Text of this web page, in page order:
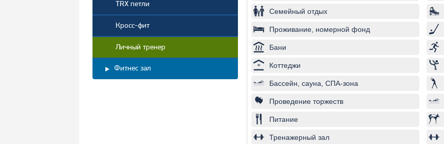
TRX петли
Кросс-фит
Личный тренер
Фитнес зал
Семейный отдых
Проживание, номерной фонд
Бани
Коттеджи
Бассейн, сауна, СПА-зона
Проведение торжеств
Питание
Тренажерный зал